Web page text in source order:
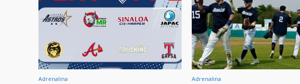
Adrenalina Adrenalina